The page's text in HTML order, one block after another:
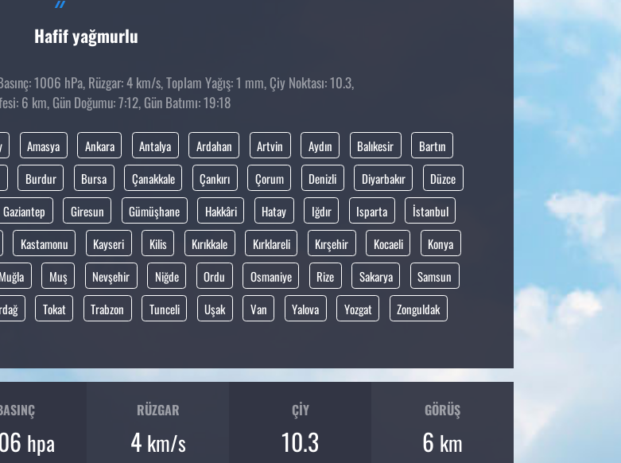
Hafif yağmurlu
1006 hPa, Rüzgar: 4 km/s, Toplam Yağış: 1 mm, Çiy Noktası: 10.3,
6 km, Gün Doğumu: 7:12, Gün Batımı: 19:18
Amasya Ankara Antalya Ardahan Artvin Aydın Balıkesir
Bartın
Burdur Bursa Çanakkale Çankırı Çorum Denizli Diyarbakır
Düzce
Gaziantep Giresun Gümüşhane Hakkâri Hatay Iğdır Isparta
İstanbul
Kastamonu Kayseri Kilis Kırıkkale Kırklareli Kırşehir Kocaeli
Konya
Muğla Muş Nevşehir Niğde Ordu Osmaniye Rize Sakarya
Samsun
Tokat Trabzon Tunceli Uşak Van Yalova Yozgat Zonguldak
hpa
RÜZGAR
4 km/s
ÇIY
10.3
GÖRÜŞ
6 km